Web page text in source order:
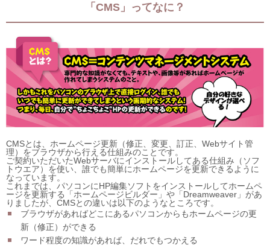
「CMS」ってなに？
CMSとは、ホームページ更新（修正、変更、訂正、Webサイト管
理）をブラウザから行える仕組みのことです。
ご契約いただいたWebサーバにインストールしてある仕組み（ソフ
トウエア）を使い、誰でも簡単にホームページを更新できるように
なっています。
これまでは、パソコンにHP編集ソフトをインストールしてホームペ
ージを更新する「ホームページビルダー」や「Dreamweaver」があ
りましたが、CMSとの違いは以下のようなところです。
ブラウザがあればどこにあるパソコンからもホームページの更
新（修正）ができる
ワード程度の知識があれば、だれでもつかえる